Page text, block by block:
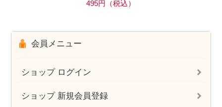
495円（税込）
会員メニュー
ショップ ログイン
ショップ 新規会員登録